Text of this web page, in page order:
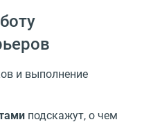
и выполнение
подскажут, о чем